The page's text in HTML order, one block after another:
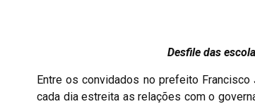
Desfile das
Entre os convidados no prefeito
cada dia estreita as relações com o